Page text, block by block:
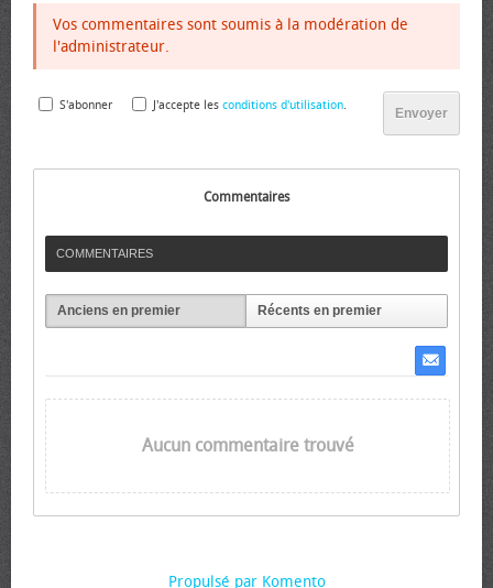
Vos commentaires sont soumis à la modération de
l'administrateur.
Envoyer
S'abonner J'accepte les conditions d'utilisation.
Commentaires
COMMENTAIRES
Anciens en premier Récents en premier
Aucun commentaire trouvé
Propulsé par Komento